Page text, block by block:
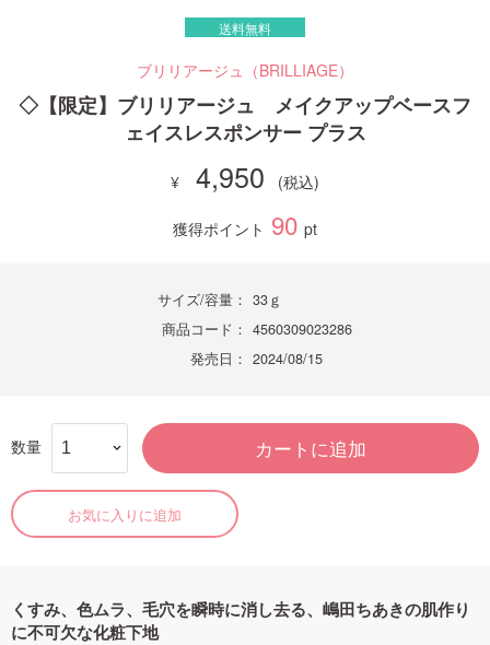
送料無料
ブリリアージュ（BRILLIAGE）
◇【限定】ブリリアージュ メイクアップベースフ
ェイスレスポンサー プラス
4,950
獲得ポイント 90 pt
サイズ/容量： 33ｇ
商品コード： 4560309023286
発売日： 2024/08/15
数量 カートに追加
お気に入りに追加
くすみ、色ムラ、毛穴を瞬時に消し去る、嶋田ちあきの肌作り
に不可欠な化粧下地